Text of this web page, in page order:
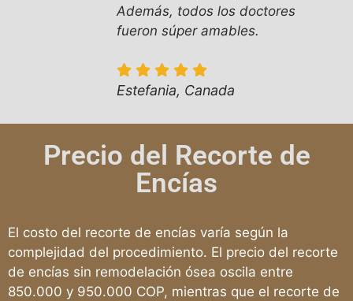
Además, todos los doctores
fueron súper amables.
Estefania, Canada
Precio del Recorte de
Encías
El costo del recorte de encías varía según la
complejidad del procedimiento. El precio del recorte
de encías sin remodelación ósea oscila entre
850.000 y 950.000 COP, mientras que el recorte de